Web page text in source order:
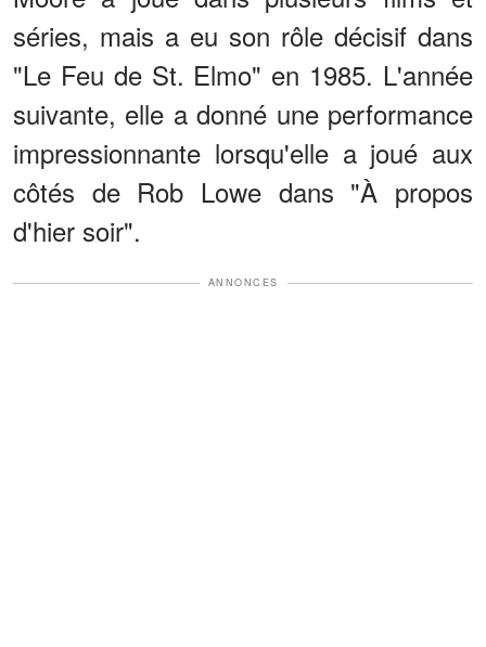
séries, mais a eu son rôle décisif dans
"Le Feu de St. Elmo" en 1985. L'année
suivante, elle a donné une performance
impressionnante lorsqu'elle a joué aux
côtés de Rob Lowe dans "À propos
d'hier soir".
ANNONCES